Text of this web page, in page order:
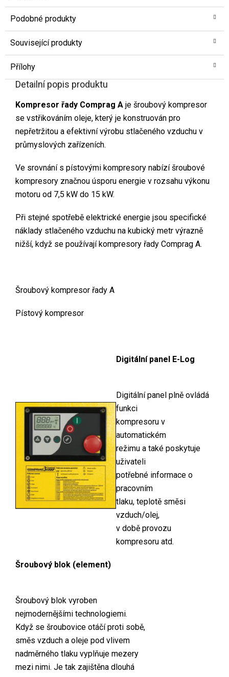
Podobné produkty
Související produkty
Přílohy
Detailní popis produktu
Kompresor řady Comprag A je šroubový kompresor
se vstřikováním oleje, který je konstruován pro
nepřetržitou a efektivní výrobu stlačeného vzduchu v
průmyslových zařízeních.
Ve srovnání s pístovými kompresory nabízí šroubové
kompresory značnou úsporu energie v rozsahu výkonu
motoru od 7,5 kW do 15 kW.
Při stejné spotřebě elektrické energie jsou specifické
náklady stlačeného vzduchu na kubický metr výrazně
nižší, když se používají kompresory řady Comprag A.
Šroubový kompresor řady A
Pístový kompresor
Digitální panel E-Log
Digitální panel plně ovládá
funkci
kompresoru v
automatickém
režimu a také poskytuje
uživateli
potřebné informace o
pracovním
tlaku, teplotě směsi
vzduch/olej,
v době provozu
kompresoru atd.
Šroubový blok (element)
Šroubový blok vyroben
nejmodernějšími technologiemi.
Když se šroubovice otáčí proti sobě,
směs vzduch a oleje pod vlivem
nadměrného tlaku vyplňuje mezery
mezi nimi. Je tak zajištěna dlouhá